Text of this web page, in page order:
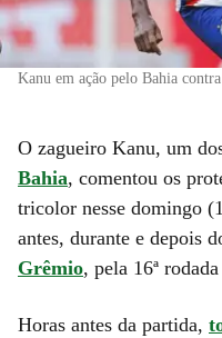
Kanu em ação pelo Bahia
O zagueiro Kanu, um
Bahia, comentou os
tricolor nesse domingo
antes, durante e depois
Grêmio, pela 16ª
Horas antes da partida,